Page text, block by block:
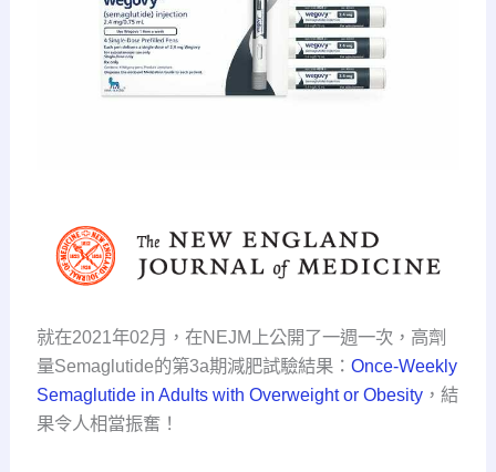
就在2021年02月，在NEJM上公開了一週一次，高劑
量Semaglutide的第3a期減肥試驗結果： Once-Weekly
Semaglutide in Adults with Overweight or Obesity，結
果令人相當振奮！